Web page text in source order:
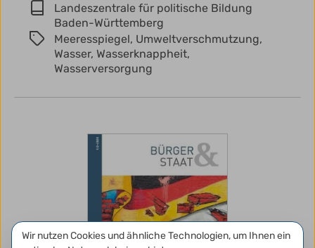
Landeszentrale für politische Bildung
Baden-Württemberg
Meeresspiegel, Umweltverschmutzung,
Wasser, Wasserknappheit,
Wasserversorgung
Datenschutzeinstellungen
Wir nutzen Cookies und ähnliche Technologien, um Ihnen ein